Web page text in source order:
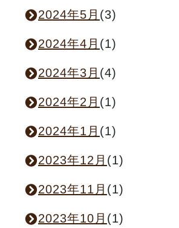
2024年5月 (3)
2024年4月 (1)
2024年3月 (4)
2024年2月 (1)
2024年1月 (1)
2023年12月 (1)
2023年11月 (1)
2023年10月 (1)